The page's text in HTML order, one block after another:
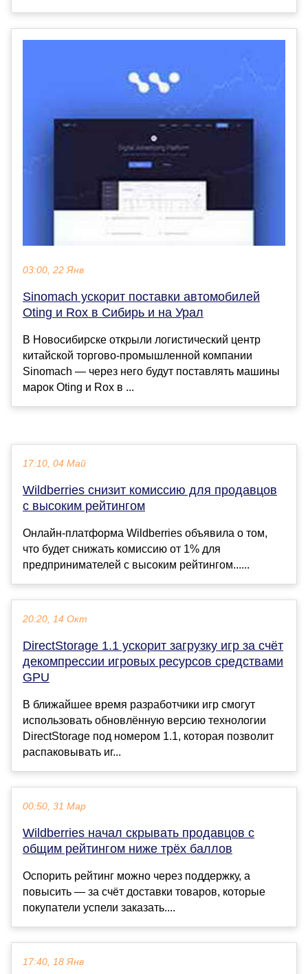
03:00, 22 Янв
Sinomach ускорит поставки автомобилей
Oting и Rox в Сибирь и на Урал
В Новосибирске открыли логистический центр
китайской торгово-промышленной компании
Sinomach — через него будут поставлять машины
марок Oting и Rox в ...
17:10, 04 Май
Wildberries снизит комиссию для продавцов
с высоким рейтингом
Онлайн-платформа Wildberries объявила о том,
что будет снижать комиссию от 1% для
предпринимателей с высоким рейтингом......
20:20, 14 Окт
DirectStorage 1.1 ускорит загрузку игр за счёт
декомпрессии игровых ресурсов средствами
GPU
В ближайшее время разработчики игр смогут
использовать обновлённую версию технологии
DirectStorage под номером 1.1, которая позволит
распаковывать иг...
00:50, 31 Мар
Wildberries начал скрывать продавцов с
общим рейтингом ниже трёх баллов
Оспорить рейтинг можно через поддержку, а
повысить — за счёт доставки товаров, которые
покупатели успели заказать....
17:40, 18 Янв